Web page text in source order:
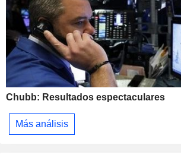
Chubb: Resultados espectaculares
Más análisis